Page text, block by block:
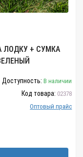
ЛОДКУ + СУМКА
Доступность: В наличии
Код товара: 02378
Оптовый прайс